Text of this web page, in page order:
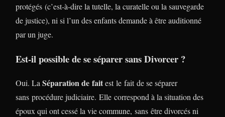
protégés (c’est-à-dire la tutelle, la curatelle ou la sauvegarde
de justice), ni si l’un des enfants demande à être auditionné
par un juge.
Est-il possible de se séparer sans Divorcer ?
Oui. LaSéparation de faitest le fait de se séparer
sans procédure judiciaire. Elle correspond à la situation des
époux qui ont cessé la vie commune, sans être divorcés ni